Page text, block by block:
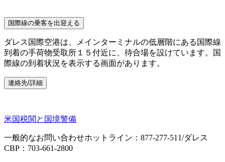
国際線の乗客を出迎える
ダレス国際空港は、メインターミナルの低層階にある国際線
到着の手荷物受取所１５付近に、待合場を設けています。国
際線の到着状況を表示する画面があります。
連絡先/詳細
米国税関と国境警備
一般的なお問い合わせホットライン：877-277-511/ダレス
CBP：703-661-2800